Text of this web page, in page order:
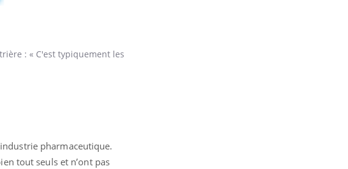
: « C'est typiquement les
pharmaceutique.
tout seuls et n’ont pas